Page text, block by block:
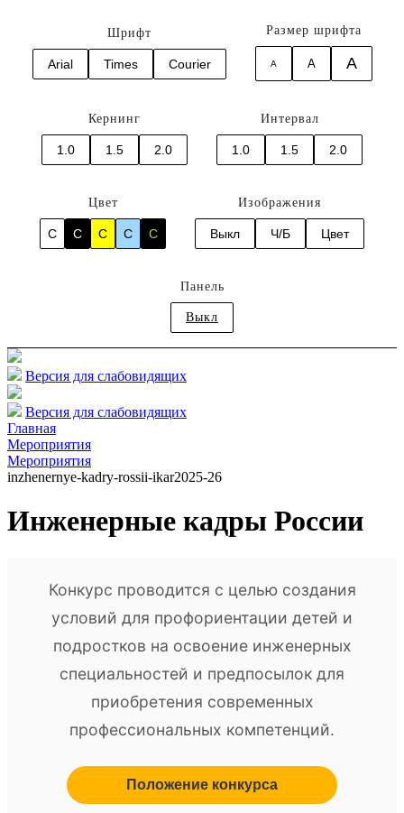
Шрифт
Arial Times Courier
Размер шрифта
A A A
Кернинг
1.0 1.5 2.0
Интервал
1.0 1.5 2.0
Цвет
C C C C C
Изображения
Выкл Ч/Б Цвет
Панель
Выкл
Версия для слабовидящих
Версия для слабовидящих
Главная
Мероприятия
Мероприятия
inzhenernye-kadry-rossii-ikar2025-26
Инженерные кадры России
Конкурс проводится с целью создания
условий для профориентации детей и
подростков на освоение инженерных
специальностей и предпосылок для
приобретения современных
профессиональных компетенций.
Положение конкурса